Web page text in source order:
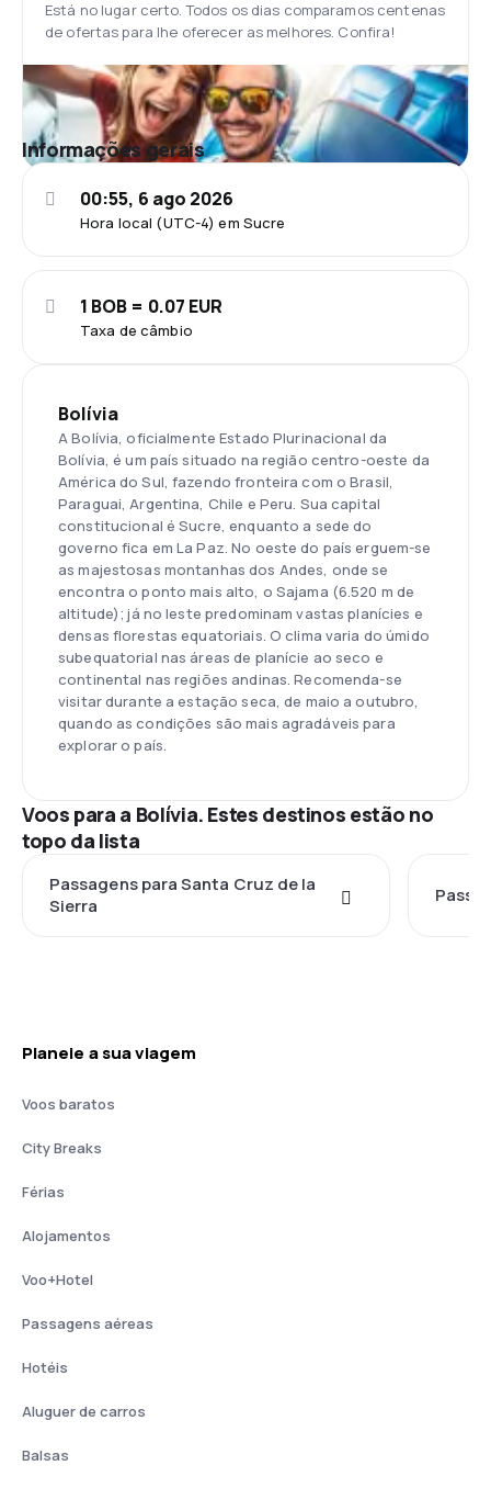
Está no lugar certo. Todos os dias comparamos centenas
de ofertas para lhe oferecer as melhores. Confira!
Informações gerais
Hora local (UTC-4) em Sucre
00:55, 6 ago 2026
Taxa de câmbio
1 BOB = 0.07 EUR
Bolívia
A Bolívia, oficialmente Estado Plurinacional da
Bolívia, é um país situado na região centro-oeste da
América do Sul, fazendo fronteira com o Brasil,
Paraguai, Argentina, Chile e Peru. Sua capital
constitucional é Sucre, enquanto a sede do
governo fica em La Paz. No oeste do país erguem-se
as majestosas montanhas dos Andes, onde se
encontra o ponto mais alto, o Sajama (6.520 m de
altitude); já no leste predominam vastas planícies e
densas florestas equatoriais. O clima varia do úmido
subequatorial nas áreas de planície ao seco e
continental nas regiões andinas. Recomenda-se
visitar durante a estação seca, de maio a outubro,
quando as condições são mais agradáveis para
explorar o país.
Voos para a Bolívia. Estes destinos estão no
topo da lista
Passagens para Santa Cruz de la
Sierra
Planeie a sua viagem
Voos baratos
City Breaks
Férias
Alojamentos
Voo+Hotel
Passagens aéreas
Hotéis
Aluguer de carros
Balsas